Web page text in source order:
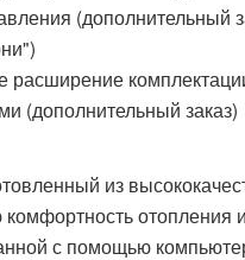
(дополнительный
(дополнительный заказ)
из
с помощью